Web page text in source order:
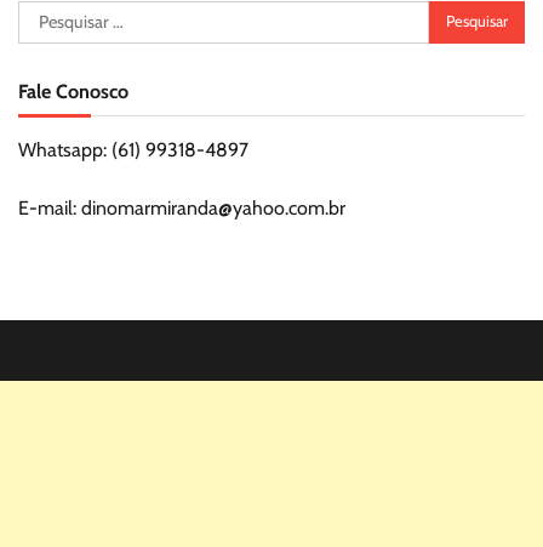
Pesquisar
por:
Fale Conosco
Whatsapp: (61) 99318-4897
E-mail: dinomarmiranda@yahoo.com.br